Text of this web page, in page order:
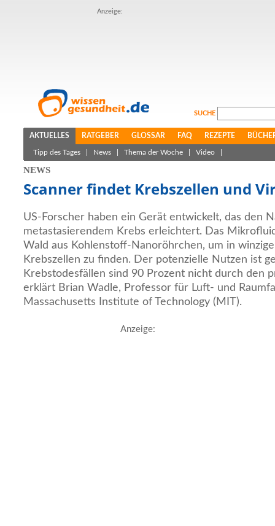
Anzeige:
SUCHE
AKTUELLES RATGEBER GLOSSAR FAQ REZEPTE
Tipp des Tages News Thema der Woche Video
NEWS
Scanner findet Krebszellen und
US-Forscher haben ein Gerät entwickelt, das den
metastasierendem Krebs erleichtert. Das
Wald aus Kohlenstoff-Nanoröhrchen, um in
Krebszellen zu finden. Der potenzielle Nutzen ist
Krebstodesfällen sind 90 Prozent nicht durch den
erklärt Brian Wadle, Professor für Luft- und
Massachusetts Institute of Technology (MIT).
Anzeige: